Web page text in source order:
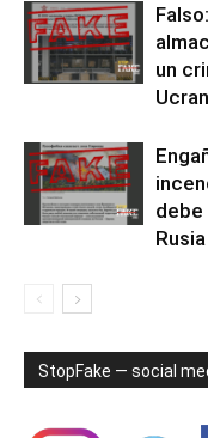
un
debe
Rusia
StopFake — social